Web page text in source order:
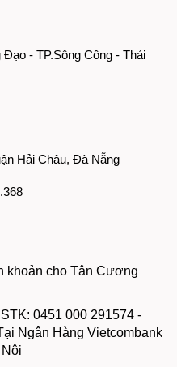
- TP.Sông Công - Thái
Hải Châu, Đà Nẵng
khoản cho Tân Cương
0451 000 291574 -
Ngân Hàng Vietcombank